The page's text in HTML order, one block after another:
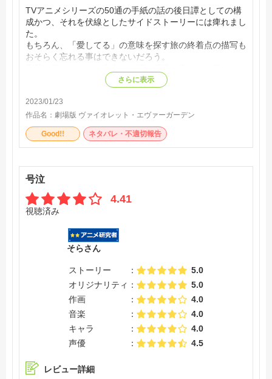
TVアニメシリーズの50通の手紙の話の後日譚としての構
成かつ、それを伏線としたサイドストーリーには痺れまし
た。
もちろん、「愛してる」の意味を探す旅の終着点の描写も
おそらく忘れる事はできないだろう。
本作品に出会えた事に感謝しかない。
さらに表示
2023/01/23
作品名： 劇場版 ヴァイオレット・エヴァーガーデン
Good!! ネタバレ・不適切報告
号泣
4.41
視聴済み
そらさん
ストーリー
5.0
オリジナリティ
5.0
作画
4.0
音楽
4.0
キャラ
4.0
声優
4.5
レビュー詳細